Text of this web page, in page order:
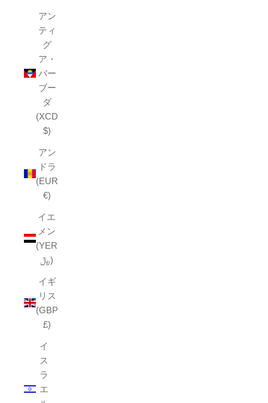
アン
ティ
グ
ア・
バー
ブー
ダ
(XCD
$)
アン
ドラ
(EUR
€)
イエ
メン
(YER
﷼)
イギ
リス
(GBP
£)
イ
ス
ラ
エ